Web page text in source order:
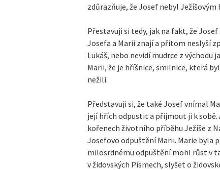
zdůrazňuje, že Josef nebyl
Přestavuji si tedy, jak na fakt, že
Josefa a Marii znají a přitom neslyší
Lukáš, nebo nevidí mudrce z východu
Marii, že je hříšnice, smilnice, která
nežili.
Představuji si, že také Josef vnímal
její hřích odpustit a přijmout ji k
kořenech životního příběhu Ježíše z
Josefovo odpuštění Marii. Marie byla
milosrdnému odpuštění mohl růst v
v židovských Písmech, slyšet o